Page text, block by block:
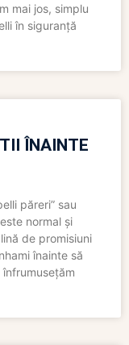
mai jos, simplu
în siguranță
ÎNAINTE
păreri” sau
normal și
de promisiuni
înainte să